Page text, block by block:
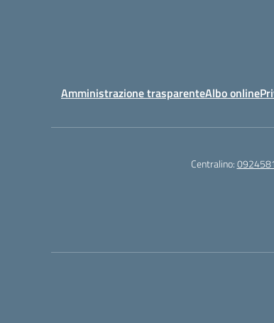
Amministrazione trasparenteAlbo online
Centralino: